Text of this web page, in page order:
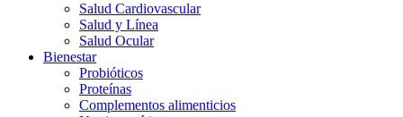
Salud Cardiovascular
Salud y Línea
Salud Ocular
Bienestar
Probióticos
Proteínas
Complementos alimenticios